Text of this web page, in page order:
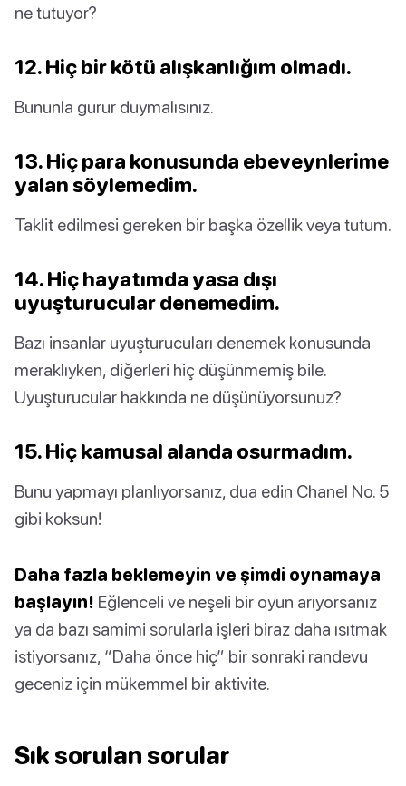
ne tutuyor?
12. Hiç bir kötü alışkanlığım olmadı.
Bununla gurur duymalısınız.
13. Hiç para konusunda ebeveynlerime
yalan söylemedim.
Taklit edilmesi gereken bir başka özellik veya tutum.
14. Hiç hayatımda yasa dışı
uyuşturucular denemedim.
Bazı insanlar uyuşturucuları denemek konusunda
meraklıyken, diğerleri hiç düşünmemiş bile.
Uyuşturucular hakkında ne düşünüyorsunuz?
15. Hiç kamusal alanda osurmadım.
Bunu yapmayı planlıyorsanız, dua edin Chanel No. 5
gibi koksun!
Daha fazla beklemeyin ve şimdi oynamaya
başlayın! Eğlenceli ve neşeli bir oyun arıyorsanız
ya da bazı samimi sorularla işleri biraz daha ısıtmak
istiyorsanız, “Daha önce hiç” bir sonraki randevu
geceniz için mükemmel bir aktivite.
Sık sorulan sorular